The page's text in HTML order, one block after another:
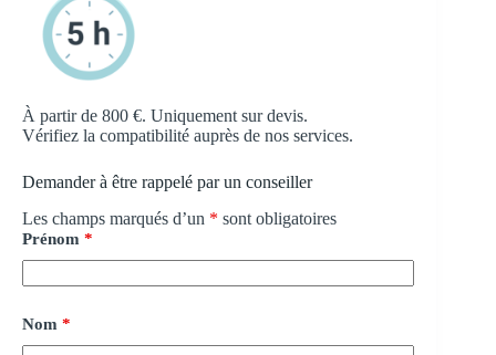
À partir de 800 €. Uniquement sur devis.
Vérifiez la compatibilité auprès de nos services.
Demander à être rappelé par un conseiller
Les champs marqués d’un * sont obligatoires
Prénom *
Nom *